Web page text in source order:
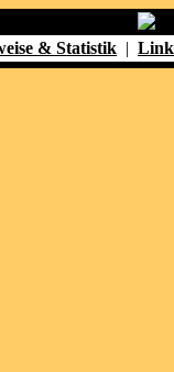
& Statistik |